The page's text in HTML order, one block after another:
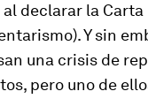
al declarar la
Y sin
una crisis de
pero uno de